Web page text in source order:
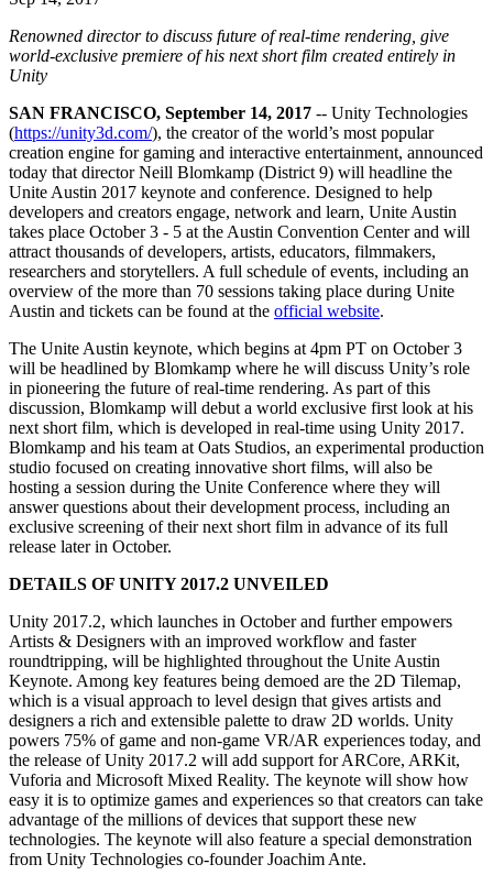
LiveOps
Анализ после запуска и операции с живыми играми
Развивайте
Привлечение пользователей
Будьте замечены и привлекайте мобильных пользователей
Встроенные покупки
Управляйте IAP в магазинах и D2C
Монетизация
Соединяйте игроков с подходящими играми
Монетизируйте с помощью
Unity
Примеры использования
Мобильные игры
Создавайте и развивайте мобильные хиты с Unity
Инди-игры
Выпускайте большие игры с небольшими командами
XR-игры
Упрощенное создание многопользовательских игр
Торговля
Преобразовать опыт в магазине в онлайн-опыт
Автомобильная отрасль
Увеличьте инновации и впечатления в автомобиле
Посмотреть все отрасли
Истории успеха
Истории успеха из реальной жизни
Руководства по лучшим практикам
Советы и хитрости от экспертов
Демонстрационные проекты
Демо-версии, образцы и строительные блоки
Все ресурсы
Что нового
Блог
Обновления, информация и технические советы
Новости
Новости, истории и пресс-центр
Награды Unity
Празднование Unity-креаторов по всему миру
Практические руководства
Практические советы и лучшие практики
Образование
Для студентов
Запустите свою карьеру
Для преподавателей
Улучшите свое преподавание
Лицензия Education Grant
Принесите мощь Unity в ваше учебное заведение
Докажите свое мастерство в Unity
Renowned director to discuss future of real-time rendering, give
world-exclusive premiere of his next short film created entirely in
Unity
SAN FRANCISCO, September 14, 2017 -- Unity Technologies
(https://unity3d.com/), the creator of the world’s most popular
creation engine for gaming and interactive entertainment, announced
today that director Neill Blomkamp (District 9) will headline the
Unite Austin 2017 keynote and conference. Designed to help
developers and creators engage, network and learn, Unite Austin
takes place October 3 - 5 at the Austin Convention Center and will
attract thousands of developers, artists, educators, filmmakers,
researchers and storytellers. A full schedule of events, including an
overview of the more than 70 sessions taking place during Unite
Austin and tickets can be found at the official website.
The Unite Austin keynote, which begins at 4pm PT on October 3
will be headlined by Blomkamp where he will discuss Unity’s role
in pioneering the future of real-time rendering. As part of this
discussion, Blomkamp will debut a world exclusive first look at his
next short film, which is developed in real-time using Unity 2017.
Blomkamp and his team at Oats Studios, an experimental production
studio focused on creating innovative short films, will also be
hosting a session during the Unite Conference where they will
answer questions about their development process, including an
exclusive screening of their next short film in advance of its full
release later in October.
DETAILS OF UNITY 2017.2 UNVEILED
Unity 2017.2, which launches in October and further empowers
Artists & Designers with an improved workflow and faster
roundtripping, will be highlighted throughout the Unite Austin
Keynote. Among key features being demoed are the 2D Tilemap,
which is a visual approach to level design that gives artists and
designers a rich and extensible palette to draw 2D worlds. Unity
powers 75% of game and non-game VR/AR experiences today, and
the release of Unity 2017.2 will add support for ARCore, ARKit,
Vuforia and Microsoft Mixed Reality. The keynote will show how
easy it is to optimize games and experiences so that creators can take
advantage of the millions of devices that support these new
technologies. The keynote will also feature a special demonstration
from Unity Technologies co-founder Joachim Ante.